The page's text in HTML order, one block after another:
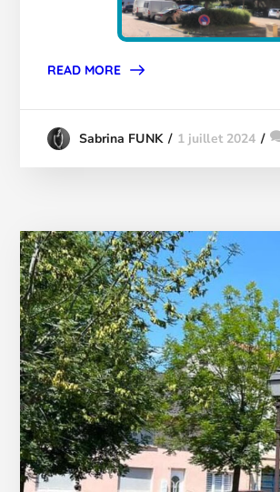
READ MORE
Sabrina FUNK 1 juillet 2024